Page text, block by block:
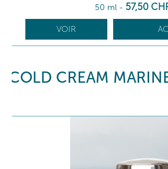
50 ml - 57,50
VOIR
COLD CREAM